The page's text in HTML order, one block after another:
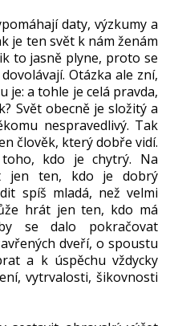
daty, výzkumy a
je ten svět k nám ženám
to jasně plyne, proto se
Otázka ale zní,
je: a tohle je celá pravda,
Svět obecně je složitý a
nespravedlivý. Tak
člověk, který dobře vidí.
kdo je chytrý. Na
jen ten, kdo je dobrý
spíš mladá, než velmi
hrát jen ten, kdo má
se dalo pokračovat
dveří, o spoustu
a k úspěchu vždycky
vytrvalosti, šikovnosti